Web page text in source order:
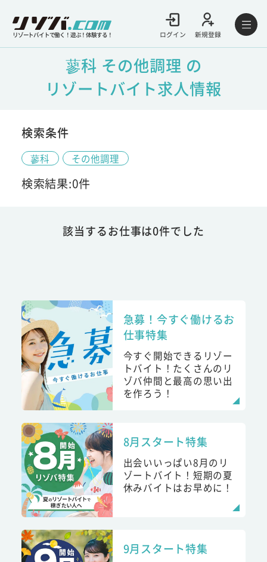
リゾートバイトで働く！遊ぶ！体験する！ ログイン 新規登録
蓼科 その他調理 の
リゾートバイト求人情報
検索条件
蓼科 その他調理
検索結果:0件
該当するお仕事は0件でした
急募！今すぐ働けるお
仕事特集
今すぐ開始できるリゾー
トバイト！たくさんのリ
ゾバ仲間と最高の思い出
を作ろう！
8月スタート特集
出会いいっぱい8月のリ
ゾートバイト！短期の夏
休みバイトはお早めに！
9月スタート特集